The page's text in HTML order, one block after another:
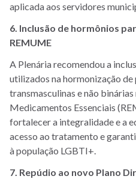
aplicada aos servidores
6. Inclusão de hormônios
REMUME
A Plenária recomendou a
utilizados na hormonização de
transmasculinas e não
Medicamentos Essenciais
fortalecer a integralidade e a
acesso ao tratamento e
à população LGBTI+.
7. Repúdio ao novo Plano